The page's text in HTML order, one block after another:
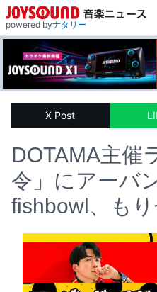
powered byナタリー
X Post
DOTAMA主催
令」にアーバ
fishbowl、も